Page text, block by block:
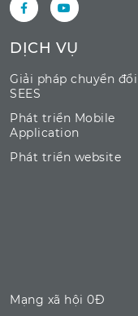
DỊCH VỤ
Giải pháp chuyển
SEES
Phát triển Mobile
Application
Phát triển website
Mạng xã hội 0Đ